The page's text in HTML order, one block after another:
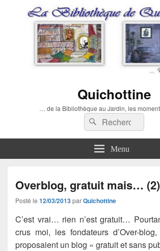
Quichottine
… de la Bibliothèque au Jardin, les
Recherche :
Rechercher
Menu
Overblog, gratuit mais… (2)
Posté le 12/03/2013parQuichottine
C’est vrai… rien n’est gratuit…
crus moi, les fondateurs d’Over-
proposaient un blog « gratuit et sans